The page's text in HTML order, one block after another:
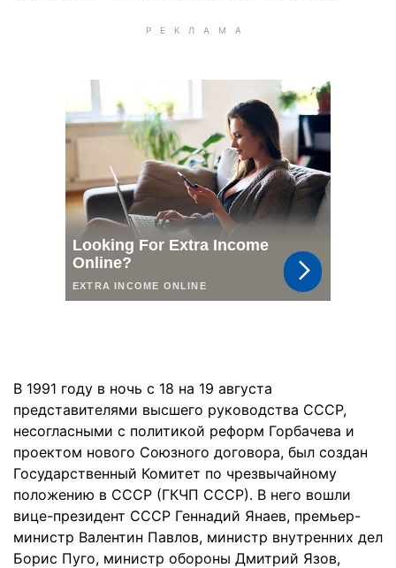
В 1991 году в ночь с 18 на 19 августа
представителями высшего руководства СССР,
несогласными с политикой реформ Горбачева и
проектом нового Союзного договора, был создан
Государственный Комитет по чрезвычайному
положению в СССР (ГКЧП СССР). В него вошли
вице-президент СССР Геннадий Янаев, премьер-
министр Валентин Павлов, министр внутренних дел
Борис Пуго, министр обороны Дмитрий Язов,